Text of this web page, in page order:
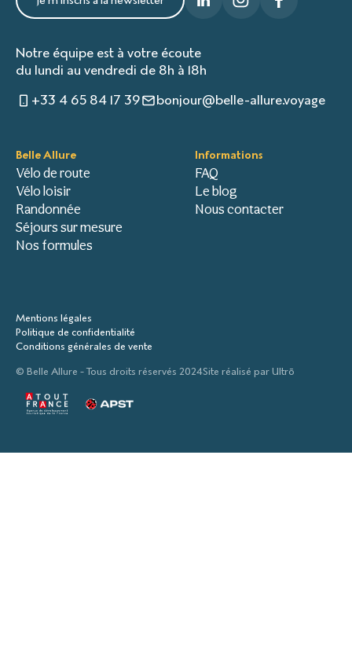
Notre équipe est à votre écoute
du lundi au vendredi de 8h à 18h
+33 4 65 84 17 39
bonjour@belle-allure.voyage
Belle Allure
Vélo de route
Vélo loisir
Randonnée
Séjours sur mesure
Nos formules
Informations
FAQ
Le blog
Nous contacter
Mentions légales
Politique de confidentialité
Conditions générales de vente
© Belle Allure - Tous droits réservés 2024Site réalisé par Ultrō